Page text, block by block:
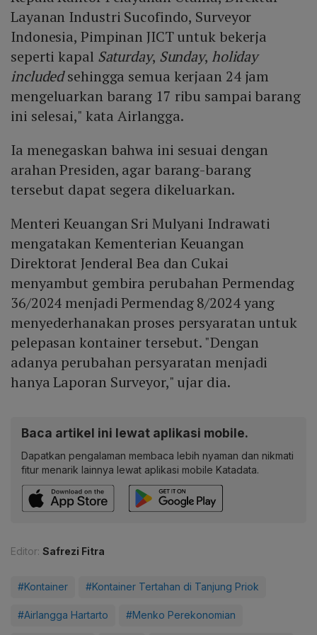
Layanan Industri Sucofindo, Surveyor
Indonesia, Pimpinan JICT untuk bekerja
seperti kapal Saturday, Sunday, holiday
includedsehingga semua kerjaan 24 jam
mengeluarkan barang 17 ribu sampai barang
ini selesai," kata Airlangga.
Ia menegaskan bahwa ini sesuai dengan
arahan Presiden, agar barang-barang
tersebut dapat segera dikeluarkan.
Menteri Keuangan Sri Mulyani Indrawati
mengatakan Kementerian Keuangan
Direktorat Jenderal Bea dan Cukai
menyambut gembira perubahan Permendag
36/2024 menjadi Permendag 8/2024 yang
menyederhanakan proses persyaratan untuk
pelepasan kontainer tersebut. "Dengan
adanya perubahan persyaratan menjadi
hanya Laporan Surveyor," ujar dia.
Baca artikel ini lewat aplikasi mobile.
Dapatkan pengalaman membaca lebih nyaman dan nikmati
fitur menarik lainnya lewat aplikasi mobile Katadata.
Editor: Safrezi Fitra
#Kontainer #Kontainer Tertahan di Tanjung Priok
#Airlangga Hartarto #Menko Perekonomian